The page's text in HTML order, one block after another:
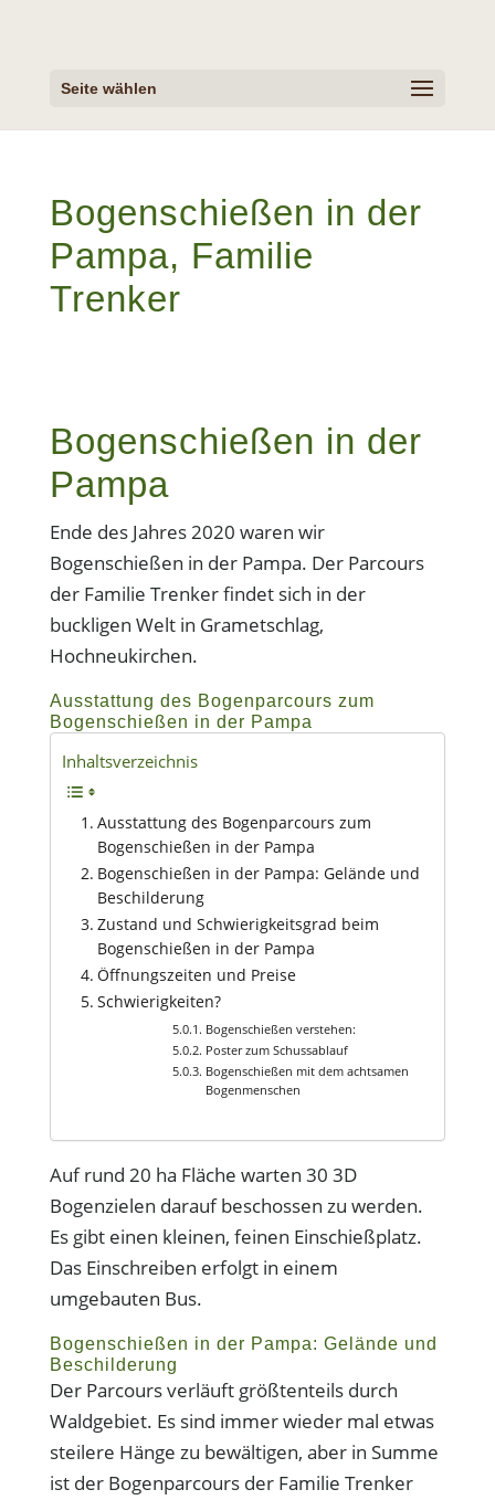
Seite wählen
Bogenschießen in der
Pampa, Familie
Trenker
Bogenschießen in der
Pampa
Ende des Jahres 2020 waren wir
Bogenschießen in der Pampa. Der Parcours
der Familie Trenker findet sich in der
buckligen Welt in Grametschlag,
Hochneukirchen.
Ausstattung des Bogenparcours zum
Bogenschießen in der Pampa
Inhaltsverzeichnis
Ausstattung des Bogenparcours zum
Bogenschießen in der Pampa
Bogenschießen in der Pampa: Gelände und
Beschilderung
Zustand und Schwierigkeitsgrad beim
Bogenschießen in der Pampa
Öffnungszeiten und Preise
Schwierigkeiten?
Bogenschießen verstehen:
Poster zum Schussablauf
Bogenschießen mit dem achtsamen
Bogenmenschen
Auf rund 20 ha Fläche warten 30 3D
Bogenzielen darauf beschossen zu werden.
Es gibt einen kleinen, feinen Einschießplatz.
Das Einschreiben erfolgt in einem
umgebauten Bus.
Bogenschießen in der Pampa: Gelände und
Beschilderung
Der Parcours verläuft größtenteils durch
Waldgebiet. Es sind immer wieder mal etwas
steilere Hänge zu bewältigen, aber in Summe
ist der Bogenparcours der Familie Trenker